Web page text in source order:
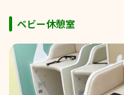
ベビー休憩室